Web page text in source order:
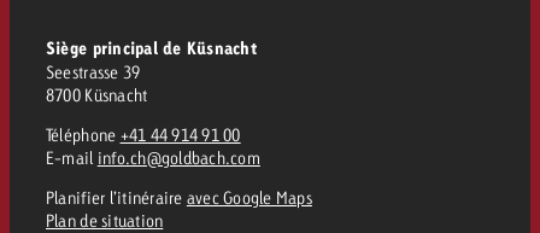
Siège principal de Küsnacht
Seestrasse 39
8700 Küsnacht
Téléphone +41 44 914 91 00
E-mail info.ch@goldbach.com
Planifier l’itinéraire avec Google Maps
Plan de situation